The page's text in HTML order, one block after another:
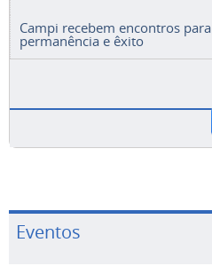
Campi recebem encontros
permanência e êxito
Eventos